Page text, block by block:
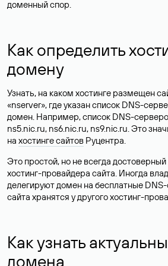
доменный спор.
Как определить
домену
Узнать, на каком хостинге размещен
«nserver», где указан список DNS-
домен. Например, список DNS-
ns5.nic.ru, ns6.nic.ru, ns9.nic.ru. Это
на хостинге сайтов Руцентра.
Это простой, но не всегда достоверный
хостинг-провайдера сайта. Иногда
делегируют домен на бесплатные
сайта хранятся у другого хостинг-
Как узнать
домена